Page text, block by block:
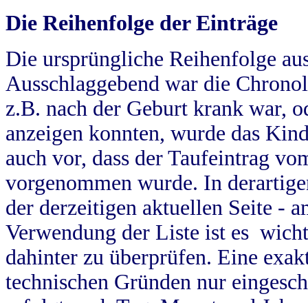
Die Reihenfolge der Einträge
Die ursprüngliche Reihenfolge
Ausschlaggebend war die
z.B. nach der Geburt krank war,
anzeigen konnten, wurde das
auch vor, dass der Taufeintrag
vorgenommen wurde. In
der derzeitigen aktuellen Seite -
Verwendung der Liste ist es
dahinter zu überprüfen. Eine
technischen Gründen nur